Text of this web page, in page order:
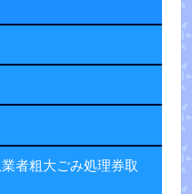
者粗大ごみ処理券取